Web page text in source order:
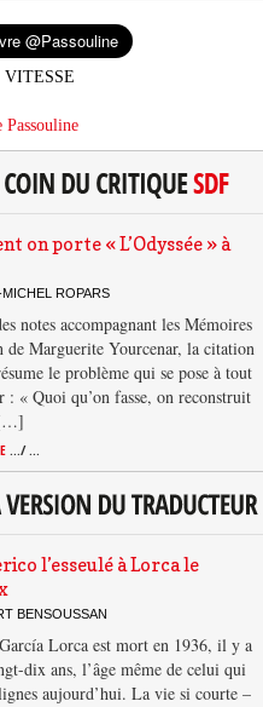
VITESSE
Passouline
on porte « L’Odyssée » à
ROPARS
notes accompagnant les Mémoires
de Marguerite Yourcenar, la citation
le problème qui se pose à tout
: « Quoi qu’on fasse, on reconstruit
.../ ...
l’esseulé à Lorca le
BENSOUSSAN
Lorca est mort en 1936, il y a
dix ans, l’âge même de celui qui
aujourd’hui. La vie si courte –